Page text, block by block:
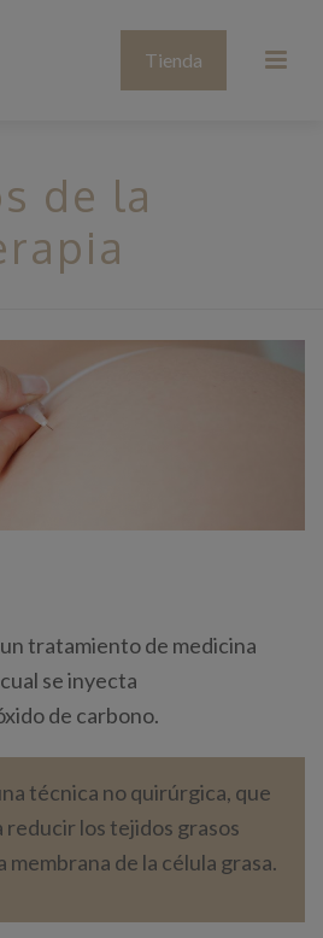
Tienda
de la
tratamiento de medicina
se inyecta
de carbono.
técnica no quirúrgica, que
los tejidos grasos
membrana de la célula grasa.